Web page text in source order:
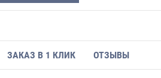
ЗАКАЗ В 1 КЛИК ОТЗЫВЫ